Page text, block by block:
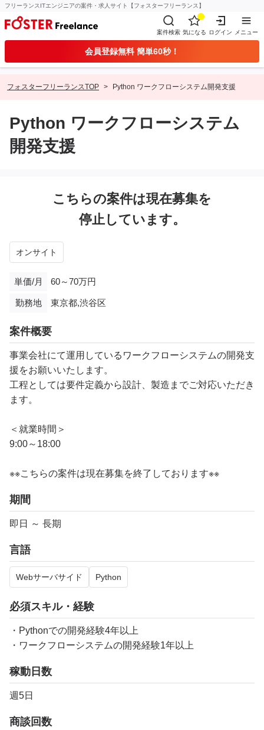
フリーランスITエンジニアの案件・求人サイト【フォスターフリーランス】
案件検索 気になる ログイン メニュー
会員登録無料 簡単60秒！
フォスターフリーランスTOP Python ワークフローシステム開発支援
Python ワークフローシステム
開発支援
こちらの案件は現在募集を
停止しています。
オンサイト
単価/月 60～70万円
勤務地 東京都,渋谷区
案件概要
事業会社にて運用しているワークフローシステムの開発支
援をお願いいたします。
工程としては要件定義から設計、製造までご対応いただき
ます。
＜就業時間＞
9:00～18:00
※※こちらの案件は現在募集を終了しております※※
期間
即日 ～ 長期
言語
Webサーバサイド Python
必須スキル・経験
・Pythonでの開発経験4年以上
・ワークフローシステムの開発経験1年以上
稼動日数
週5日
商談回数